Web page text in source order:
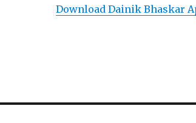
Download Dainik Bhaskar